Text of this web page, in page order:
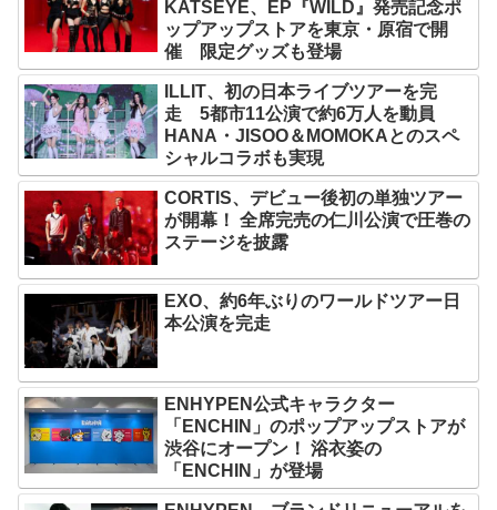
KATSEYE、EP『WILD』発売記念ポ
ップアップストアを東京・原宿で開
催 限定グッズも登場
ILLIT、初の日本ライブツアーを完
走 5都市11公演で約6万人を動員
HANA・JISOO＆MOMOKAとのスペ
シャルコラボも実現
CORTIS、デビュー後初の単独ツアー
が開幕！ 全席完売の仁川公演で圧巻の
ステージを披露
EXO、約6年ぶりのワールドツアー日
本公演を完走
ENHYPEN公式キャラクター
「ENCHIN」のポップアップストアが
渋谷にオープン！ 浴衣姿の
「ENCHIN」が登場